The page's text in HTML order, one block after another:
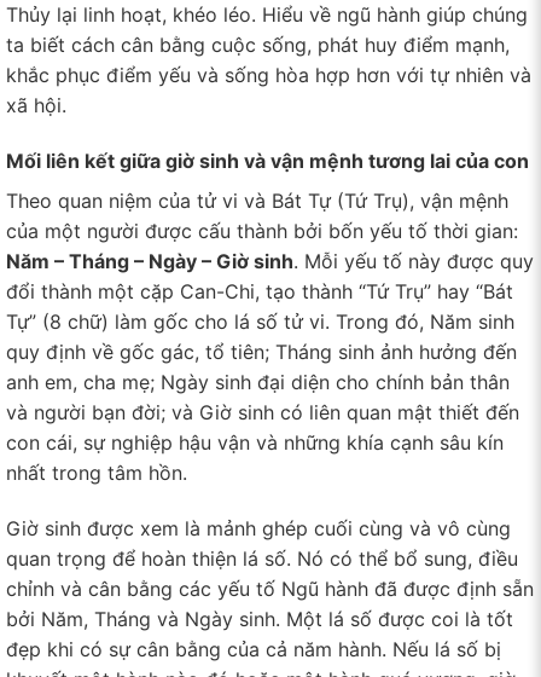
Thủy lại linh hoạt, khéo léo. Hiểu về ngũ hành giúp chúng
ta biết cách cân bằng cuộc sống, phát huy điểm mạnh,
khắc phục điểm yếu và sống hòa hợp hơn với tự nhiên và
xã hội.
Mối liên kết giữa giờ sinh và vận mệnh tương lai của con
Theo quan niệm của tử vi và Bát Tự (Tứ Trụ), vận mệnh
của một người được cấu thành bởi bốn yếu tố thời gian:
Năm – Tháng – Ngày – Giờ sinh. Mỗi yếu tố này được quy
đổi thành một cặp Can-Chi, tạo thành “Tứ Trụ” hay “Bát
Tự” (8 chữ) làm gốc cho lá số tử vi. Trong đó, Năm sinh
quy định về gốc gác, tổ tiên; Tháng sinh ảnh hưởng đến
anh em, cha mẹ; Ngày sinh đại diện cho chính bản thân
và người bạn đời; và Giờ sinh có liên quan mật thiết đến
con cái, sự nghiệp hậu vận và những khía cạnh sâu kín
nhất trong tâm hồn.
Giờ sinh được xem là mảnh ghép cuối cùng và vô cùng
quan trọng để hoàn thiện lá số. Nó có thể bổ sung, điều
chỉnh và cân bằng các yếu tố Ngũ hành đã được định sẵn
bởi Năm, Tháng và Ngày sinh. Một lá số được coi là tốt
đẹp khi có sự cân bằng của cả năm hành. Nếu lá số bị